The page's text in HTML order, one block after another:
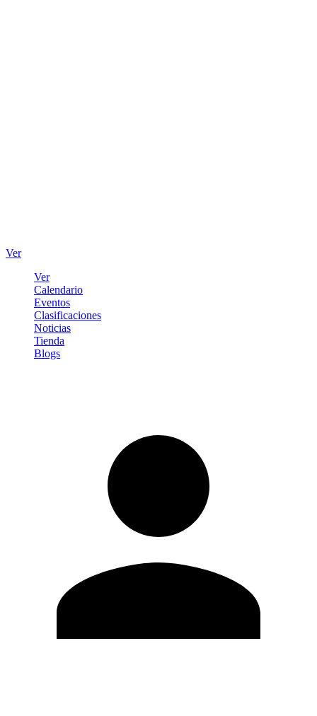
Ver
Ver
Calendario
Eventos
Clasificaciones
Noticias
Tienda
Blogs